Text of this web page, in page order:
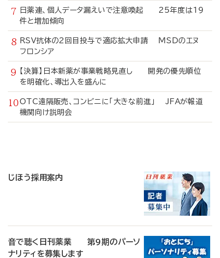
日薬連、個人データ漏えいで注意喚起 25年度は19
件と増加傾向
RSV抗体の2回目投与で適応拡大申請 MSDのエヌ
フロンシア
【決算】日本新薬が事業戦略見直し 開発の優先順位
を明確化、導出入を盛んに
OTC遠隔販売、コンビニに「大きな前進」 JFAが報道
機関向け説明会
じほう採用案内
音で聴く日刊薬業 第9期のパーソ
ナリティを募集します